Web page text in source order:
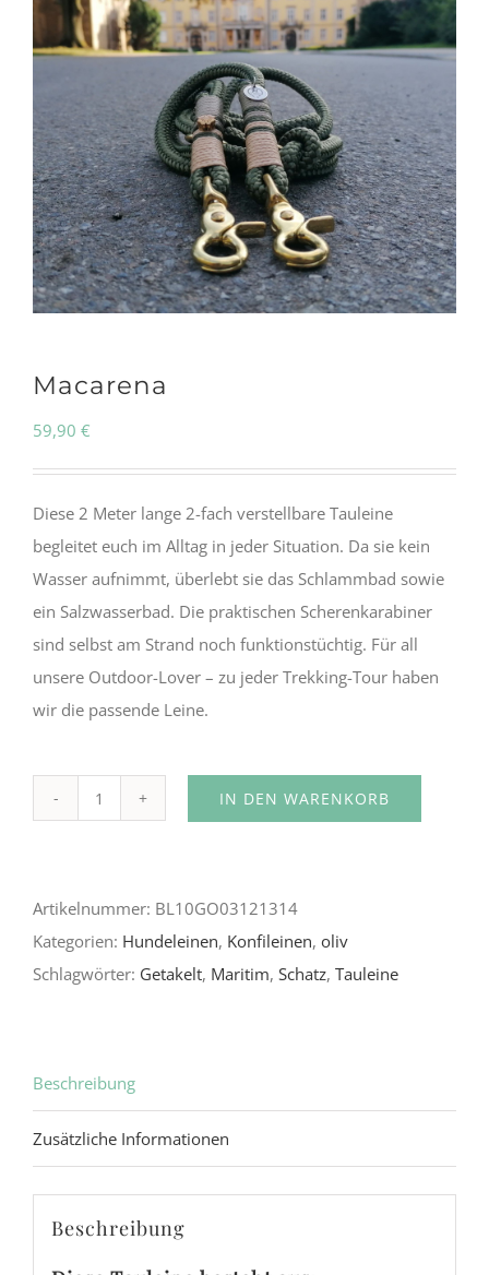
Macarena
59,90 €
Diese 2 Meter lange 2-fach verstellbare Tauleine
begleitet euch im Alltag in jeder Situation. Da sie kein
Wasser aufnimmt, überlebt sie das Schlammbad sowie
ein Salzwasserbad. Die praktischen Scherenkarabiner
sind selbst am Strand noch funktionstüchtig. Für all
unsere Outdoor-Lover – zu jeder Trekking-Tour haben
wir die passende Leine.
IN DEN WARENKORB
Artikelnummer: BL10GO03121314
Kategorien: Hundeleinen, Konfileinen, oliv
Schlagwörter: Getakelt, Maritim, Schatz, Tauleine
Beschreibung
Zusätzliche Informationen
Beschreibung